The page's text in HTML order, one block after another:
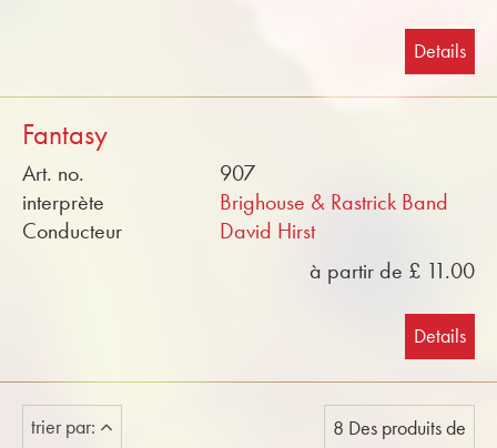
Details
Fantasy
Art. no.
907
interprète
Brighouse & Rastrick Band
Conducteur
David Hirst
à partir de £ 11.00
Details
trier par: 8 Des produits de